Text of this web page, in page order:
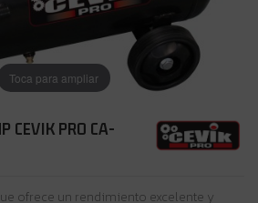
Toca para ampliar
CEVIK PRO CA-
ofrece un rendimiento excelente y